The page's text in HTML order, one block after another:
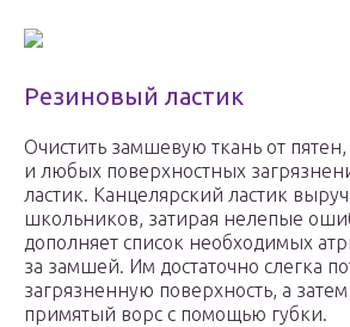
Резиновый ластик
Очистить замшевую ткань от
и любых поверхностных
ластик. Канцелярский ластик
школьников, затирая нелепые
дополняет список необходимых
за замшей. Им достаточно слегка
загрязненную поверхность, а
примятый ворс с помощью губки.